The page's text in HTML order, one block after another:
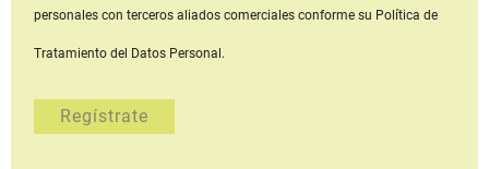
personales con terceros aliados comerciales conforme su Política de
Tratamiento del Datos Personal.